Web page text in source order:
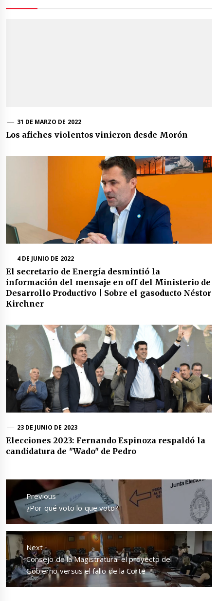
31 DE MARZO DE 2022
Los afiches violentos vinieron desde Morón
4 DE JUNIO DE 2022
El secretario de Energía desmintió la
información del mensaje en off del Ministerio de
Desarrollo Productivo | Sobre el gasoducto Néstor
Kirchner
23 DE JUNIO DE 2023
Elecciones 2023: Fernando Espinoza respaldó la
candidatura de "Wado" de Pedro
Navegación
entradas
Previous
Previous
post:
¿Por qué voto lo que voto?
Next
Next
post:
Consejo de la Magistratura: el proyecto del
Gobierno versus el fallo de la Corte